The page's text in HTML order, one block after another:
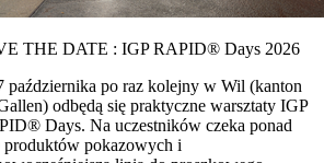
THE DATE : IGP RAPID® Days 2026
października po raz kolejny w Wil (kanton
odbędą się praktyczne warsztaty IGP
Days. Na uczestników czeka ponad
produktów pokazowych i